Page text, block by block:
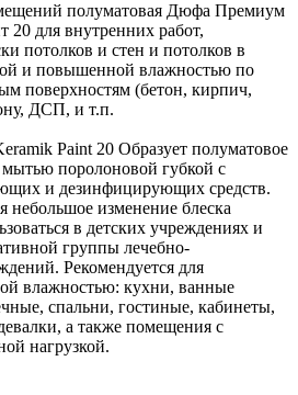
полуматовая Дюфа Премиум
для внутренних работ,
потолков и стен и потолков в
и повышенной влажностью по
поверхностям (бетон, кирпич,
ДСП, и т.п.
Paint 20 Образует полуматовое
поролоновой губкой с
и дезинфицирующих средств.
небольшое изменение блеска
в детских учреждениях и
группы лечебно-
Рекомендуется для
влажностью: кухни, ванные
спальни, гостиные, кабинеты,
а также помещения с
нагрузкой.